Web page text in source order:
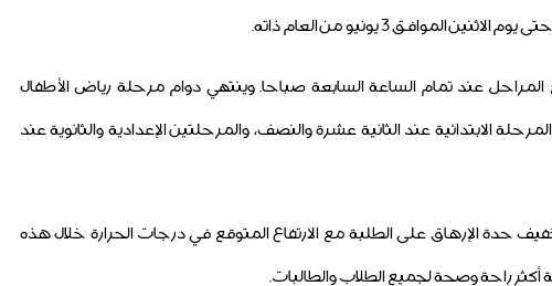
المراحل عند تمام الساعة السابعة صباحا. وينتهي دوام مرحلة رياض الأطفال
الابتدائية عند الثانية عشرة والنصف، والمرحلتين الإعدادية والثانوية عند
حدة الإرهاق على الطلبة مع الارتفاع المتوقع في درجات الحرارة خلال هذه
أكثر راحة وصحة لجميع الطلاب والطالبات.